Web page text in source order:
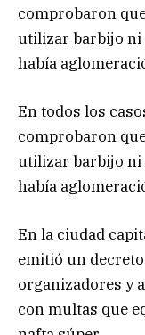
comprobaron
utilizar barbijo ni
había
En todos los
comprobaron
utilizar barbijo ni
había
En la ciudad
emitió un
organizadores y
con multas que